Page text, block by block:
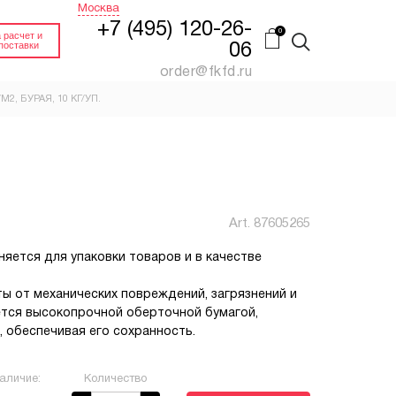
Заказать
ДЛЯ СТЕЛЛАЖЕЙ
Гофроящик 4-х клапанный
без верхних клапанов
расчет и
Москва
+7 (495) 120-26-
06
order@fkfd.ru
БУРАЯ, 10 КГ/УП.
Art. 87605265
для упаковки товаров и в качестве
от механических повреждений, загрязнений и
высокопрочной оберточной бумагой,
его сохранность.
Количество